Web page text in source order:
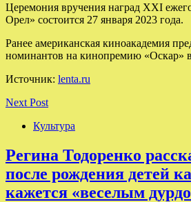
Церемония вручения наград XXI
Орел» состоится 27 января 2023 года.
Ранее американская киноакадемия
номинантов на кинопремию «Оскар» в
Источник: lenta.ru
Next Post
Культура
Регина Тодоренко
после рождения детей
кажется «веселым